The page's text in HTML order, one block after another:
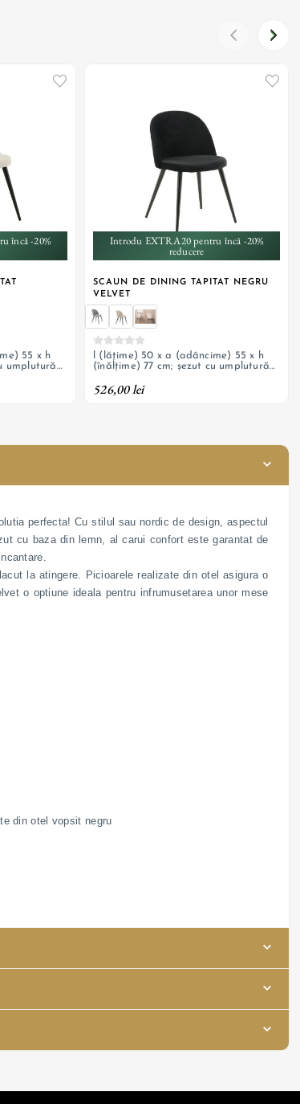
încă -20%
55 x h
umplutură
negru
Introdu EXTRA20 pentru încă -20%
reducere
SCAUN DE DINING TAPITAT NEGRU
VELVET
+ 6
l (lățime) 50 x a (adâncime) 55 x h
(înălțime) 77 cm; șezut cu umplutură
picioare din oțel cu finisaj negru
526,00 lei
perfecta! Cu stilul sau nordic de design, aspectul
cu baza din lemn, al carui confort este garantat de
la atingere. Picioarele realizate din otel asigura o
o optiune ideala pentru infrumusetarea unor mese
din otel vopsit negru